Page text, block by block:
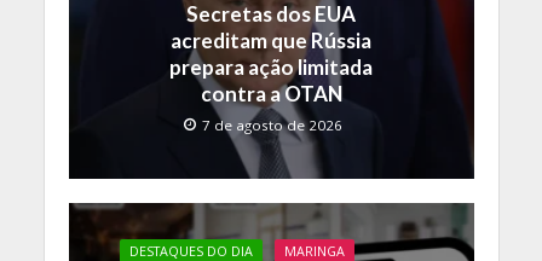
Secretas dos EUA
acreditam que Rússia
prepara ação limitada
contra a OTAN
7 de agosto de 2026
DESTAQUES DO DIA
MARINGA